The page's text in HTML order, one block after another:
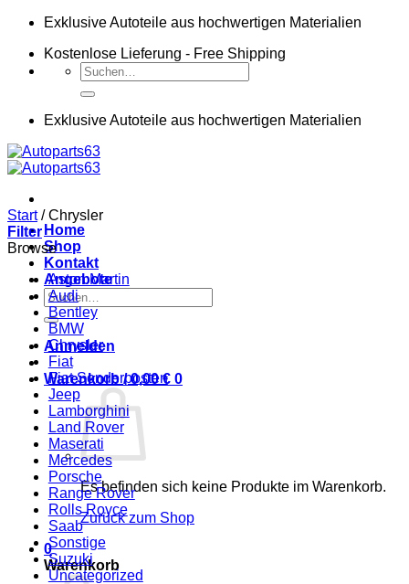
Zum
springen
Exklusive Autoteile aus hochwertigen Materialien
Kostenlose Lieferung - Free Shipping
Suchen
nach:
Exklusive Autoteile aus hochwertigen Materialien
Home
Shop
Kontakt
Angebote
Suchen
nach:
Anmelden
Warenkorb /0,00€ 0
Es befinden sich keine Produkte im Warenkorb.
Zurück zum Shop
0
Warenkorb
Start /Chrysler
Filter
Browse
Aston Martin
Audi
Bentley
BMW
Chrysler
Fiat
Fiat Sonderposten
Jeep
Lamborghini
Land Rover
Maserati
Mercedes
Porsche
Range Rover
Rolls Royce
Saab
Sonstige
Suzuki
Uncategorized